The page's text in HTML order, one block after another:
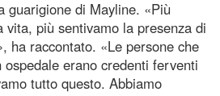
guarigione di Mayline. «Più
vita, più sentivamo la presenza di
ha raccontato. «Le persone che
erano credenti ferventi
tutto questo. Abbiamo